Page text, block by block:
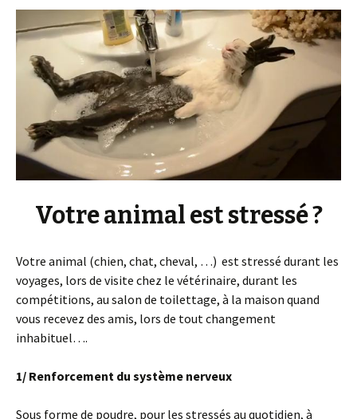
Votre animal est stressé ?
Votre animal (chien, chat, cheval, …) est stressé durant les
voyages, lors de visite chez le vétérinaire, durant les
compétitions, au salon de toilettage, à la maison quand
vous recevez des amis, lors de tout changement
inhabituel….
1/ Renforcement du système nerveux
Sous forme de poudre, pour les stressés au quotidien, à